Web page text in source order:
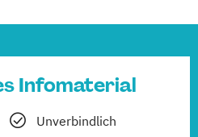
Infomaterial
Unverbindlich